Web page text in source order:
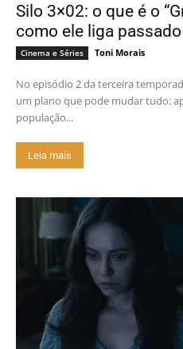
Silo 3×02: o que é o
como ele liga
Cinema e Séries Toni Morais
No episódio 2 da terceira
um plano que pode mudar tudo:
população...
Leia mais